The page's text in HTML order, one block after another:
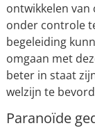
ontwikkelen
onder controle
begeleiding
omgaan met
beter in staat
welzijn te
Paranoïde